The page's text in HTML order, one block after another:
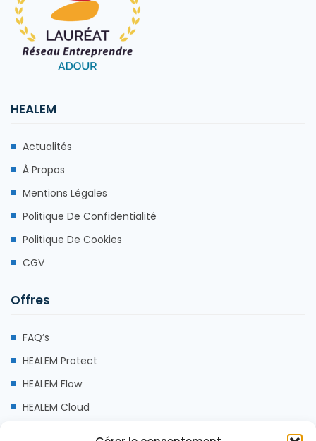
HEALEM
Actualités
À Propos
Mentions Légales
Politique De Confidentialité
Politique De Cookies
CGV
Offres
FAQ’s
HEALEM Protect
HEALEM Flow
HEALEM Cloud